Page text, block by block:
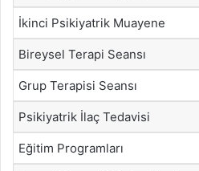
İkinci Psikiyatrik Muayene
Bireysel Terapi Seansı
Grup Terapisi Seansı
Psikiyatrik İlaç Tedavisi
Eğitim Programları